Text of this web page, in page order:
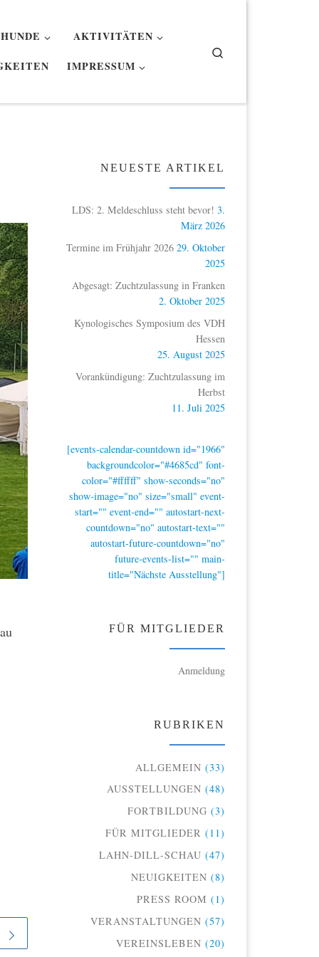
AKTIVITÄTEN
IMPRESSUM
NEUESTE ARTIKEL
LDS: 2. Meldeschluss steht bevor! 3.
März 2026
Termine im Frühjahr 2026 29. Oktober
2025
Abgesagt: Zuchtzulassung in Franken
2. Oktober 2025
Kynologisches Symposium des VDH
Hessen
25. August 2025
Vorankündigung: Zuchtzulassung im
Herbst
11. Juli 2025
[events-calendar-countdown id="1966"
backgroundcolor="#4685cd" font-
color="#ffffff" show-seconds="no"
show-image="no" size="small" event-
start="" event-end="" autostart-next-
countdown="no" autostart-text=""
autostart-future-countdown="no"
future-events-list="" main-
title="Nächste Ausstellung"]
FÜR MITGLIEDER
Anmeldung
RUBRIKEN
ALLGEMEIN (33)
AUSSTELLUNGEN (48)
FORTBILDUNG (3)
FÜR MITGLIEDER (11)
LAHN-DILL-SCHAU (47)
NEUIGKEITEN (8)
PRESS ROOM (1)
VERANSTALTUNGEN (57)
VEREINSLEBEN (20)